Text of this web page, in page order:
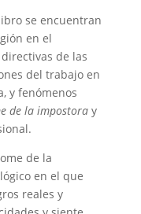
se encuentran
en el
de las
del trabajo en
y fenómenos
de la impostoray
de la
en el que
reales y